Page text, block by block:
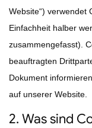
Website“) verwendet
Einfachheit halber
zusammengefasst).
beauftragten
Dokument
auf unserer Website.
2. Was sind